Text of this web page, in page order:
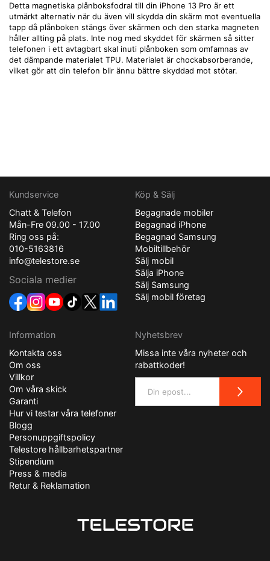
Detta magnetiska plånboksfodral till din iPhone 13 Pro är ett
utmärkt alternativ när du även vill skydda din skärm mot eventuella
tapp då plånboken stängs över skärmen och den starka magneten
håller allting på plats. Inte nog med skyddet för skärmen så sitter
telefonen i ett avtagbart skal inuti plånboken som omfamnas av
det dämpande materialet TPU. Materialet är chockabsorberande,
vilket gör att din telefon blir ännu bättre skyddad mot stötar.
Kundservice
Chatt & Telefon
Mån-Fre 09.00 - 17.00
Ring oss på:
010-5163816
info@telestore.se
Sociala medier
Köp & Sälj
Begagnade mobiler
Begagnad iPhone
Begagnad Samsung
Mobiltillbehör
Sälj mobil
Sälja iPhone
Sälj Samsung
Sälj mobil företag
Information
Kontakta oss
Om oss
Villkor
Om våra skick
Garanti
Hur vi testar våra telefoner
Blogg
Personuppgiftspolicy
Telestore hållbarhetspartner
Stipendium
Press & media
Retur & Reklamation
Nyhetsbrev
Missa inte våra nyheter och
rabattkoder!